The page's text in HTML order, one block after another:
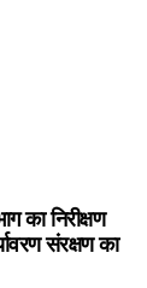
का निरीक्षण
संरक्षण का